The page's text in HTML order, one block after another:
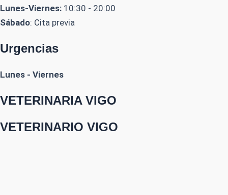
Lunes-Viernes: 10:30 - 20:00
Sábado: Cita previa
Urgencias
Lunes - Viernes
VETERINARIA VIGO
VETERINARIO VIGO